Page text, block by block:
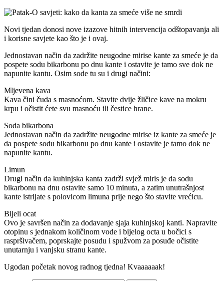
Novi tjedan donosi nove izazove hitnih intervencija odštopavanja ali
i korisne savjete kao što je i ovaj.
Jednostavan način da zadržite neugodne mirise kante za smeće je da
pospete sodu bikarbonu po dnu kante i ostavite je tamo sve dok ne
napunite kantu. Osim sode tu su i drugi načini:
Mljevena kava
Kava čini čuda s masnoćom. Stavite dvije žličice kave na mokru
krpu i očistit ćete svu masnoću ili čestice hrane.
Soda bikarbona
Jednostavan način da zadržite neugodne mirise iz kante za smeće je
da pospete sodu bikarbonu po dnu kante i ostavite je tamo dok ne
napunite kantu.
Limun
Drugi način da kuhinjska kanta zadrži svjež miris je da sodu
bikarbonu na dnu ostavite samo 10 minuta, a zatim unutrašnjost
kante istrljate s polovicom limuna prije nego što stavite vrećicu.
Bijeli ocat
Ovo je savršen način za dodavanje sjaja kuhinjskoj kanti. Napravite
otopinu s jednakom količinom vode i bijelog octa u bočici s
raspršivačem, poprskajte posudu i spužvom za posuđe očistite
unutarnju i vanjsku stranu kante.
Ugodan početak novog radnog tjedna! Kvaaaaaak!